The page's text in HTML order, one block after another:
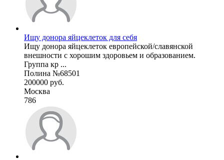
Ищу донора яйцеклеток для себя
Ищу донора яйцеклеток европейской/славянской
внешности с хорошим здоровьем и образованием.
Группа кр ...
Полина №68501
200000 руб.
Москва
786